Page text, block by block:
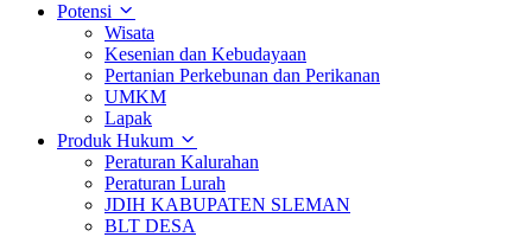
Potensi
Wisata
Kesenian dan Kebudayaan
Pertanian Perkebunan dan Perikanan
UMKM
Lapak
Produk Hukum
Peraturan Kalurahan
Peraturan Lurah
JDIH KABUPATEN SLEMAN
BLT DESA